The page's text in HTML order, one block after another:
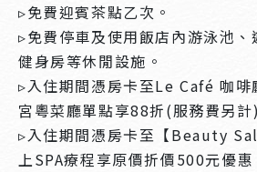
▹免費迎賓茶點乙次。
▹免費停車及使用飯店內游泳池、
健身房等休閒設施。
▹入住期間憑房卡至Le Café 咖
宮粵菜廳單點享88折(服務費另計
▹入住期間憑房卡至【Beauty
上SPA療程享原價折價500元優惠